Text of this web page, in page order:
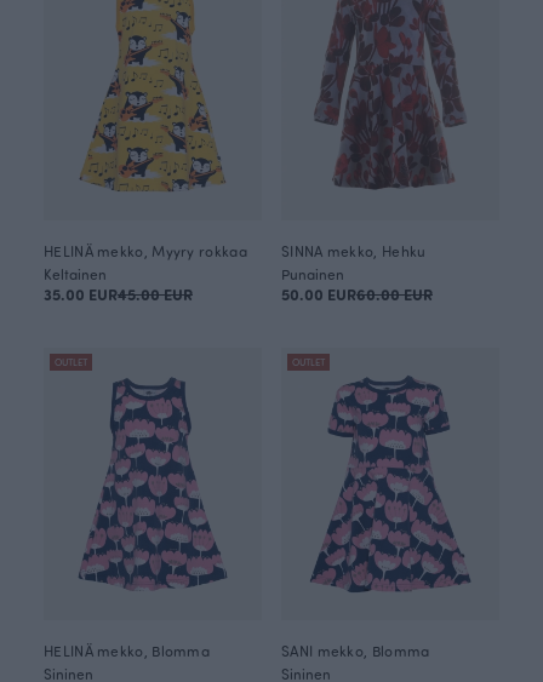
HELINÄ mekko, Myyry rokkaa
Keltainen
35.00 EUR45.00 EUR
SINNA mekko, Hehku
Punainen
50.00 EUR60.00 EUR
OUTLET
HELINÄ mekko, Blomma
Sininen
OUTLET
SANI mekko, Blomma
Sininen